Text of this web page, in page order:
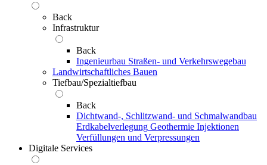
Back
Infrastruktur
Back
Ingenieurbau Straßen- und Verkehrswegebau
Landwirtschaftliches Bauen
Tiefbau/Spezialtiefbau
Back
Dichtwand-, Schlitzwand- und Schmalwandbau
Erdkabelverlegung Geothermie Injektionen
Verfüllungen und Verpressungen
Digitale Services